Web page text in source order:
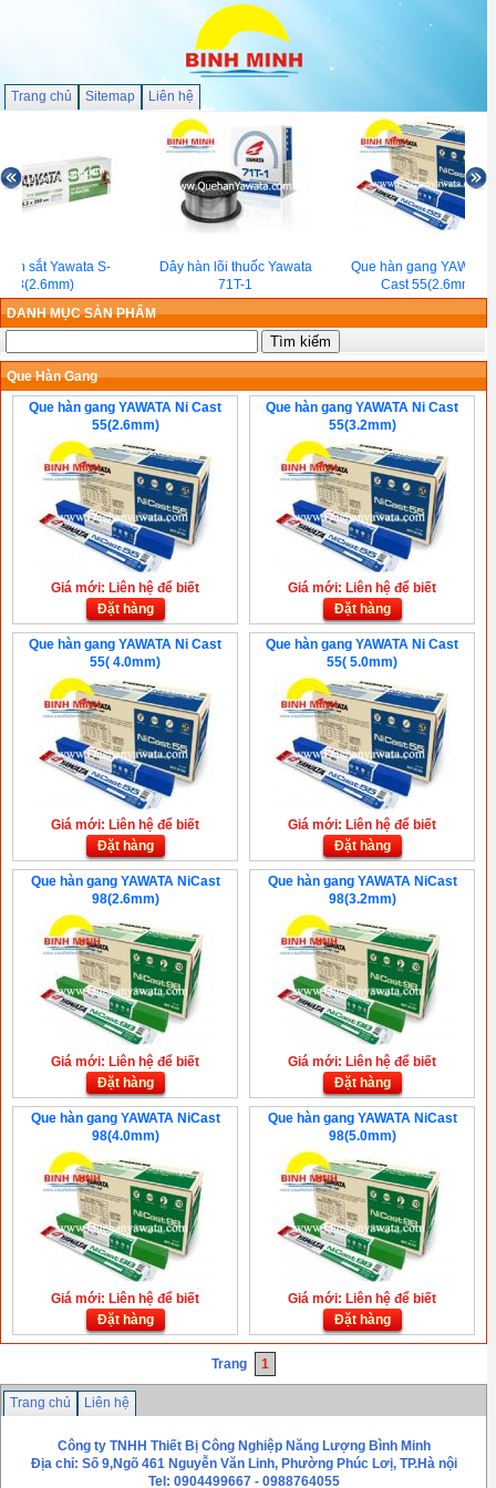
Trang chủ Sitemap Liên hệ
sắt Yawata S-
13(2.6mm)
Dây hàn lõi thuốc Yawata
71T-1
Que hàn gang YAWATA
Cast 55(2.6mm)
DANH MỤC SẢN PHẨM
Que Hàn Gang
Que hàn gang YAWATA Ni Cast
55(2.6mm)
Giá mới: Liên hệ để biết
Đặt hàng
Que hàn gang YAWATA Ni Cast
55(3.2mm)
Giá mới: Liên hệ để biết
Đặt hàng
Que hàn gang YAWATA Ni Cast
55( 4.0mm)
Giá mới: Liên hệ để biết
Đặt hàng
Que hàn gang YAWATA Ni Cast
55( 5.0mm)
Giá mới: Liên hệ để biết
Đặt hàng
Que hàn gang YAWATA NiCast
98(2.6mm)
Giá mới: Liên hệ để biết
Đặt hàng
Que hàn gang YAWATA NiCast
98(3.2mm)
Giá mới: Liên hệ để biết
Đặt hàng
Que hàn gang YAWATA NiCast
98(4.0mm)
Giá mới: Liên hệ để biết
Đặt hàng
Que hàn gang YAWATA NiCast
98(5.0mm)
Giá mới: Liên hệ để biết
Đặt hàng
Trang 1
Trang chủ Liên hệ
Công ty TNHH Thiết Bị Công Nghiệp Năng Lượng Bình Minh
Địa chỉ: Số 9,Ngõ 461 Nguyễn Văn Linh, Phường Phúc Lơị, TP.Hà nội
Tel: 0904499667 - 0988764055